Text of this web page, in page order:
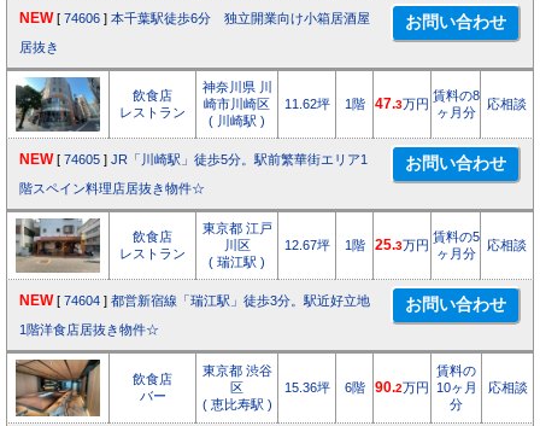
NEW [ 74606 ] 本千葉駅徒歩6分 独立開業向け小箱居酒屋
居抜き
飲食店
レストラン
神奈川県 川
崎市川崎区
( 川崎駅 )
11.62坪 1階 47.3万円
賃料の8
ヶ月分
応相談
NEW [ 74605 ] JR「川崎駅」徒歩5分。駅前繁華街エリア1
階スペイン料理店居抜き物件☆
飲食店
レストラン
東京都 江戸
川区
( 瑞江駅 )
12.67坪 1階 25.3万円
賃料の5
ヶ月分
応相談
NEW [ 74604 ] 都営新宿線「瑞江駅」徒歩3分。駅近好立地
1階洋食店居抜き物件☆
飲食店
バー
東京都 渋谷
区
( 恵比寿駅 )
15.36坪 6階 90.2万円
賃料の
10ヶ月
分
応相談